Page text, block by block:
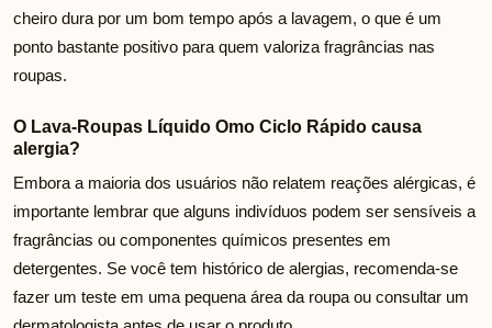
cheiro dura por um bom tempo após a lavagem, o que é um
ponto bastante positivo para quem valoriza fragrâncias nas
roupas.
O Lava-Roupas Líquido Omo Ciclo Rápido causa
alergia?
Embora a maioria dos usuários não relatem reações alérgicas, é
importante lembrar que alguns indivíduos podem ser sensíveis a
fragrâncias ou componentes químicos presentes em
detergentes. Se você tem histórico de alergias, recomenda-se
fazer um teste em uma pequena área da roupa ou consultar um